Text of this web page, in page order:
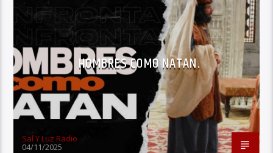
HOMBRES COMO NATAN.
Sal Y Luz Radio
04/11/2025